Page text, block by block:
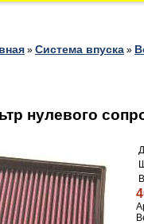
» Система впуска »
нулевого